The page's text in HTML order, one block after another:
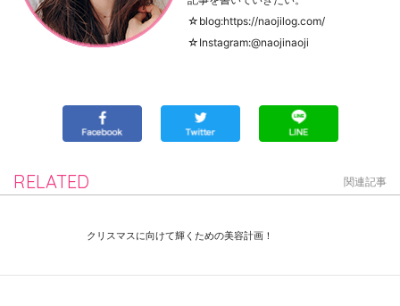
☆blog:https://naojilog.com/
☆Instagram:@naojinaoji
RELATED 関連記事
クリスマスに向けて輝くための美容計画！